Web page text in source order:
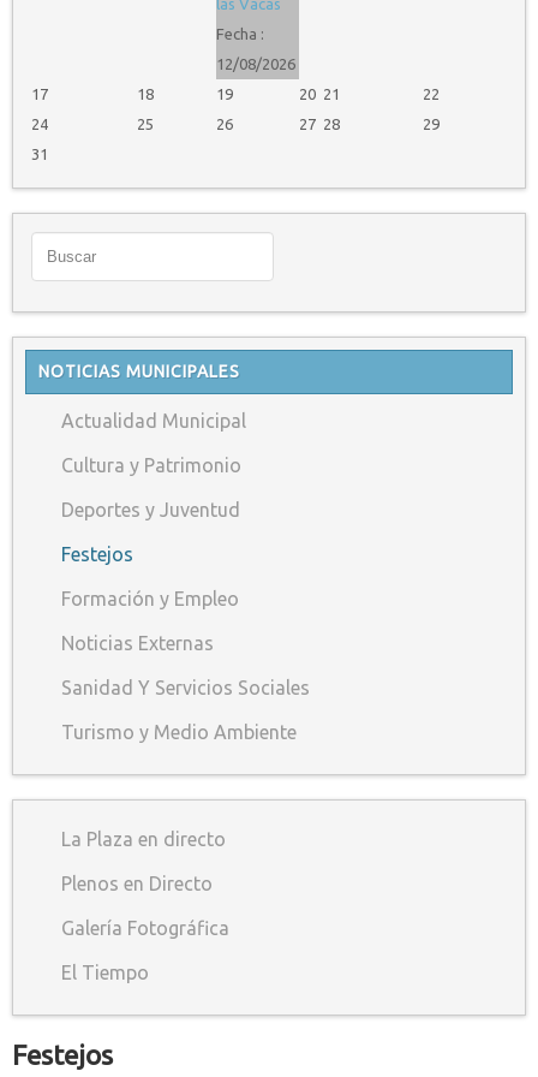
Fecha :
12/08/2026
17 18 19 20 21
22
24
25 26 27 28
29
31
NOTICIAS MUNICIPALES
Actualidad Municipal
Cultura y Patrimonio
Deportes y Juventud
Festejos
Formación y Empleo
Noticias Externas
Sanidad Y Servicios Sociales
Turismo y Medio Ambiente
La Plaza en directo
Plenos en Directo
Galería Fotográfica
El Tiempo
Festejos